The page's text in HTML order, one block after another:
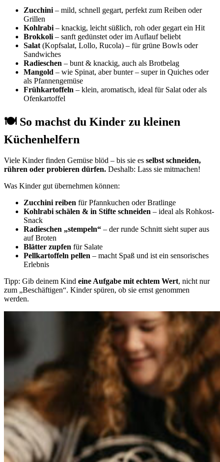
Zucchini– mild, schnell gegart, perfekt zum Reiben oder
Grillen
Kohlrabi– knackig, leicht süßlich, roh oder gegart ein Hit
Brokkoli– sanft gedünstet oder im Auflauf beliebt
Salat(Kopfsalat, Lollo, Rucola) – für grüne Bowls oder
Sandwiches
Radieschen – bunt & knackig, auch als Brotbelag
Mangold – wie Spinat, aber bunter – super in Quiches oder
als Pfannengemüse
Frühkartoffeln – klein, aromatisch, ideal für Salat oder als
Ofenkartoffel
🍽 So machst du Kinder zu kleinen
Küchenhelfern
Viele Kinder finden Gemüse blöd – bis sie es selbst schneiden,
rühren oder probieren dürfen. Deshalb: Lass sie mitmachen!
Was Kinder gut übernehmen können:
Zucchini reiben für Pfannkuchen oder Bratlinge
Kohlrabi schälen & in Stifte schneiden – ideal als Rohkost-
Snack
Radieschen „stempeln“ – der runde Schnitt sieht super aus
auf Broten
Blätter zupfen für Salate
Pellkartoffeln pellen – macht Spaß und ist ein sensorisches
Erlebnis
Tipp: Gib deinem Kind eine Aufgabe mit echtem Wert, nicht nur
zum „Beschäftigen“. Kinder spüren, ob sie ernst genommen
werden.